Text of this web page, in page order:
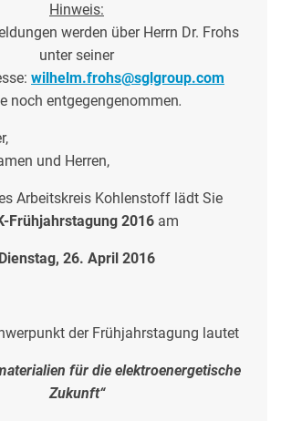
Hinweis:
werden über Herrn Dr. Frohs
unter seiner
wilhelm.frohs@sglgroup.com
noch entgegengenommen.
und Herren,
Arbeitskreis Kohlenstoff lädt Sie
Frühjahrstagung 2016 am
Dienstag, 26. April 2016
der Frühjahrstagung lautet
für die elektroenergetische
Zukunft“